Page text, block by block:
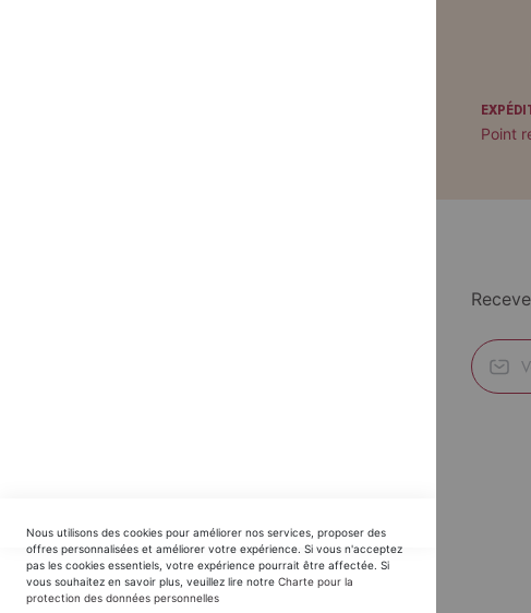
Point
Horaires SAV :
du Lundi au Jeudi : 9h30 -12h30 / 14h - 17h30
Vendredi : 9h30 - 12h30 / 14h - 16h00
Nous utilisons des cookies pour améliorer nos services, proposer des
offres personnalisées et améliorer votre expérience. Si vous n'acceptez
pas les cookies essentiels, votre expérience pourrait être affectée. Si
vous souhaitez en savoir plus, veuillez lire notre Charte pour la
protection des données personnelles